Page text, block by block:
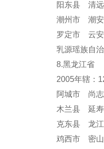
阳东县 清
潮州市 潮
罗定市 云
乳源瑶族自
8.黑龙江省
2005年辖：
阿城市 尚
木兰县 延
克东县 龙
鸡西市 密